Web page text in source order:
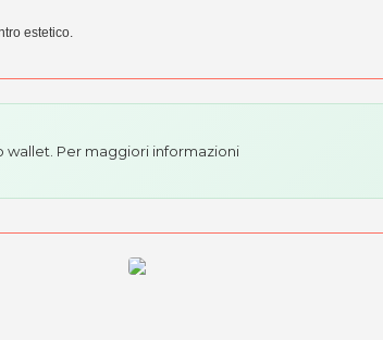
estetico.
wallet. Per maggiori informazioni